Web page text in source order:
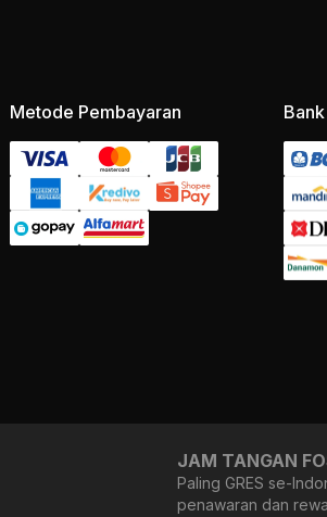
Metode Pembayaran
JAM TANGAN
Paling GRES se-
penawaran dan